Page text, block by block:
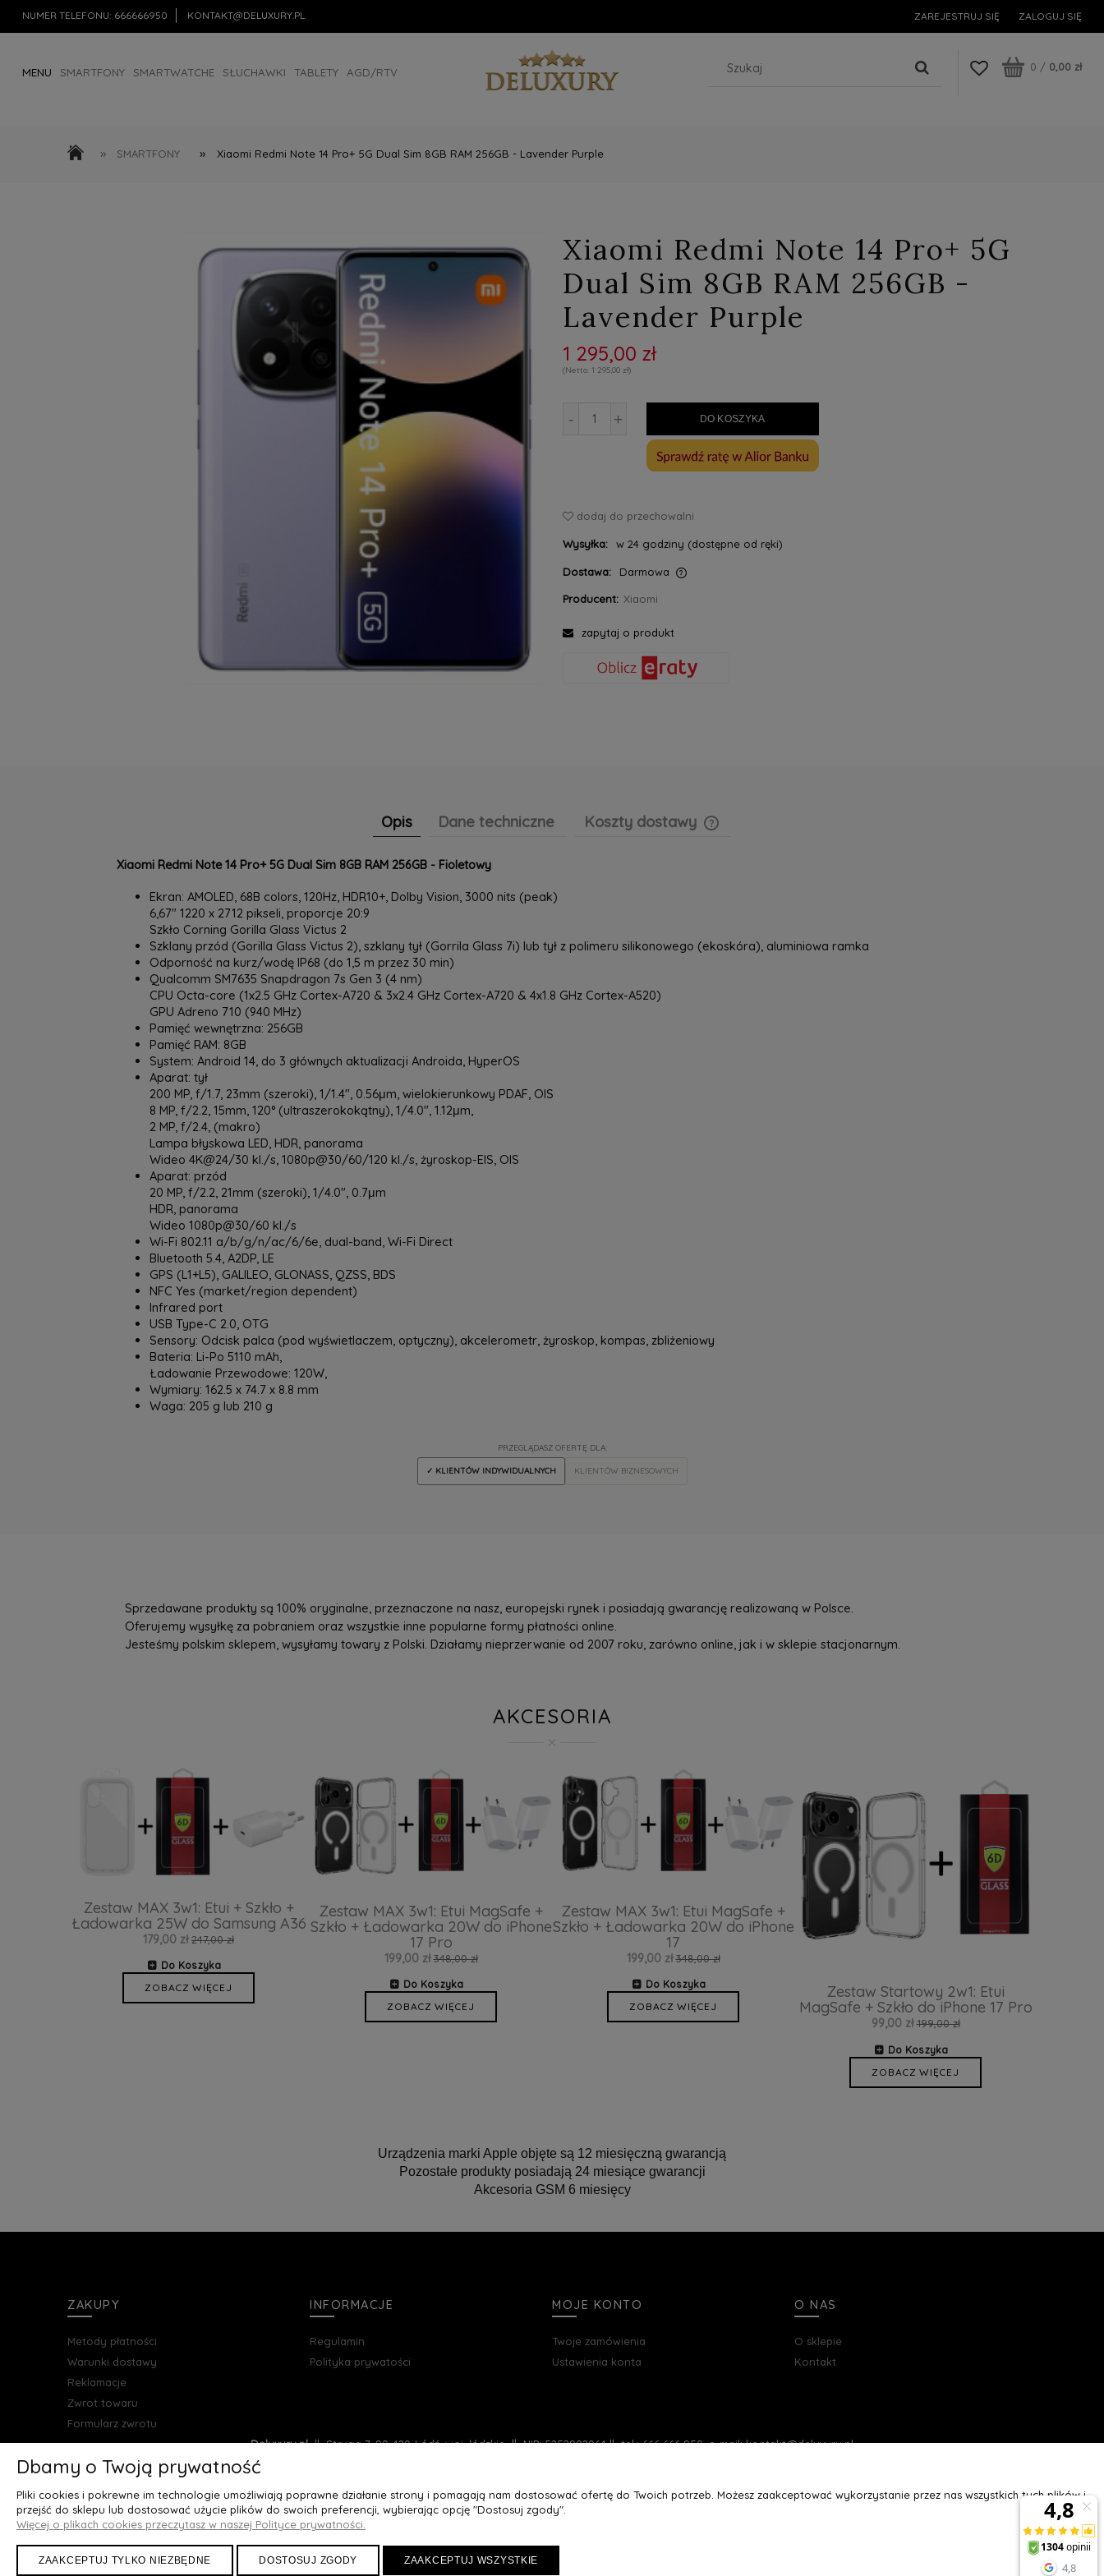
NUMER TELEFONU: 666666950 KONTAKT@DELUXURY.PL ZAREJESTRUJ SIĘ ZALOGUJ SIĘ
MENU SMARTFONY SMARTWATCHE SŁUCHAWKI TABLETY AGD/RTV 0 / 0,00 zł
» SMARTFONY » Xiaomi Redmi Note 14 Pro+ 5G Dual Sim 8GB RAM 256GB - Lavender Purple
Xiaomi Redmi Note 14 Pro+ 5G
Dual Sim 8GB RAM 256GB -
Lavender Purple
1 295,00 zł
1 295,00 zł
- + DO KOSZYKA
dodaj do przechowalni
Wysyłka: w 24 godziny (dostępne od ręki)
Dostawa: Darmowa
Producent: Xiaomi
zapytaj o produkt
Opis Dane techniczne Koszty dostawy
Xiaomi Redmi Note 14 Pro+ 5G Dual Sim 8GB RAM 256GB - Fioletowy
Ekran: AMOLED, 68B colors, 120Hz, HDR10+, Dolby Vision, 3000 nits (peak)
6,67" 1220 x 2712 pikseli, proporcje 20:9
Szkło Corning Gorilla Glass Victus 2
Szklany przód (Gorilla Glass Victus 2), szklany tył (Gorrila Glass 7i) lub tył z polimeru silikonowego (ekoskóra), aluminiowa ramka
Odporność na kurz/wodę IP68 (do 1,5 m przez 30 min)
Qualcomm SM7635 Snapdragon 7s Gen 3 (4 nm)
CPU Octa-core (1x2.5 GHz Cortex-A720 & 3x2.4 GHz Cortex-A720 & 4x1.8 GHz Cortex-A520)
GPU Adreno 710 (940 MHz)
Pamięć wewnętrzna: 256GB
Pamięć RAM: 8GB
System: Android 14, do 3 głównych aktualizacji Androida, HyperOS
Aparat: tył
200 MP, f/1.7, 23mm (szeroki), 1/1.4", 0.56μm, wielokierunkowy PDAF, OIS
8 MP, f/2.2, 15mm, 120° (ultraszerokokątny), 1/4.0", 1.12μm,
2 MP, f/2.4, (makro)
Lampa błyskowa LED, HDR, panorama
Wideo 4K@24/30 kl./s, 1080p@30/60/120 kl./s, żyroskop-EIS, OIS
Aparat: przód
20 MP, f/2.2, 21mm (szeroki), 1/4.0", 0.7μm
HDR, panorama
Wideo 1080p@30/60 kl./s
Wi-Fi 802.11 a/b/g/n/ac/6/6e, dual-band, Wi-Fi Direct
Bluetooth 5.4, A2DP, LE
GPS (L1+L5), GALILEO, GLONASS, QZSS, BDS
NFC Yes (market/region dependent)
Infrared port
USB Type-C 2.0, OTG
Sensory: Odcisk palca (pod wyświetlaczem, optyczny), akcelerometr, żyroskop, kompas, zbliżeniowy
Bateria: Li-Po 5110 mAh,
Ładowanie Przewodowe: 120W,
Wymiary: 162.5 x 74.7 x 8.8 mm
Waga: 205 g lub 210 g
PRZEGLĄDASZ OFERTĘ DLA:
✓ KLIENTÓW INDYWIDUALNYCH KLIENTÓW BIZNESOWYCH
Sprzedawane produkty są 100% oryginalne, przeznaczone na nasz, europejski rynek i posiadają gwarancję realizowaną w Polsce.
Oferujemy wysyłkę za pobraniem oraz wszystkie inne popularne formy płatności online.
Jesteśmy polskim sklepem, wysyłamy towary z Polski. Działamy nieprzerwanie od 2007 roku, zarówno online, jak i w sklepie stacjonarnym.
AKCESORIA
Zestaw MAX 3w1: Etui + Szkło +
Ładowarka 25W do Samsung A36
179,00 zł 247,00 zł
Do Koszyka
ZOBACZ WIĘCEJ
Zestaw MAX 3w1: Etui MagSafe +
Szkło + Ładowarka 20W do iPhone
17 Pro
199,00 zł 348,00 zł
Do Koszyka
ZOBACZ WIĘCEJ
Zestaw MAX 3w1: Etui MagSafe +
Szkło + Ładowarka 20W do iPhone
17
199,00 zł 348,00 zł
Do Koszyka
ZOBACZ WIĘCEJ
Zestaw Startowy 2w1: Etui
MagSafe + Szkło do iPhone 17 Pro
99,00 zł 199,00 zł
Do Koszyka
ZOBACZ WIĘCEJ
Urządzenia marki Apple objęte są 12 miesięczną gwarancją
Pozostałe produkty posiadają 24 miesiące gwarancji
Akcesoria GSM 6 miesięcy
ZAKUPY
Metody płatności
Warunki dostawy
Reklamacje
Zwrot towaru
Formularz zwrotu
INFORMACJE
Regulamin
Polityka prywatości
MOJE KONTO
Twoje zamówienia
Ustawienia konta
O NAS
O sklepie
Kontakt
Deluxury.pl|| Struga 7, 90-420 Łódź, woj. łódzkie || NIP: 5252902064 || tel.: 666 666 950, e-mail: kontakt@deluxury.pl
MaxsoteRocoto Theme. All rights reserved
Dbamy o Twoją prywatność
Pliki cookies i pokrewne im technologie umożliwiają poprawne działanie strony i pomagają nam dostosować ofertę do Twoich potrzeb. Możesz zaakceptować wykorzystanie przez nas wszystkich tych plików i
przejść do sklepu lub dostosować użycie plików do swoich preferencji, wybierając opcję "Dostosuj zgody".
Więcej o plikach cookies przeczytasz w naszej Polityce prywatności.
ZAAKCEPTUJ TYLKO NIEZBĘDNE DOSTOSUJ ZGODY ZAAKCEPTUJ WSZYSTKIE